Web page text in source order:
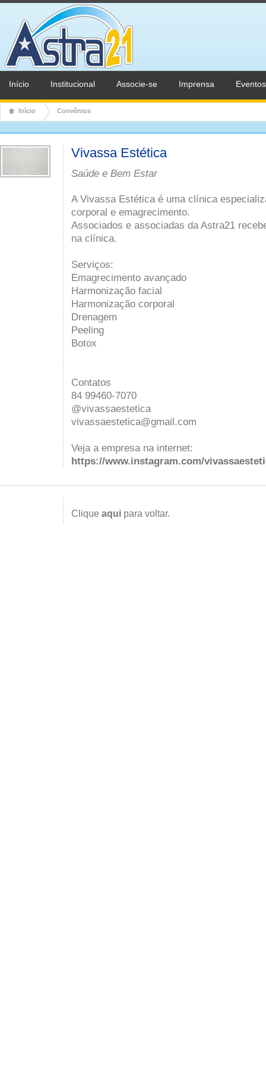
Início Institucional Associe-se Imprensa Eventos
Início Convênios
Vivassa Estética
Saúde e Bem Estar
A Vivassa Estética é uma clínica
corporal e emagrecimento.
Associados e associadas da Astra21
na clínica.
Serviços:
Emagrecimento avançado
Harmonização facial
Harmonização corporal
Drenagem
Peeling
Botox
Contatos
84 99460-7070
@vivassaestetica
vivassaestetica@gmail.com
Veja a empresa na internet:
https://www.instagram.com/
Clique aqui para voltar.